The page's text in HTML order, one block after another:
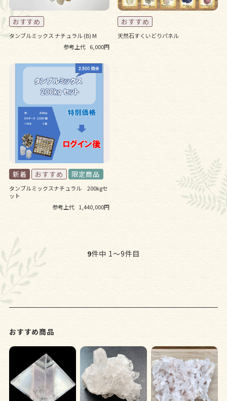
タンブルミックス ナチュラル (B) M
参考上代 6,000円
天然石すくいどりパネル
タンブルミックスナチュラル 200kgセ
ット
参考上代 1,440,000円
9件中 1〜9件目
おすすめ商品